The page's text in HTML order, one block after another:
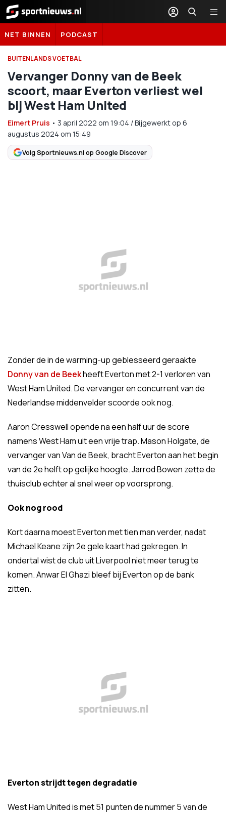
Sportnieuws.nl
NET BINNEN PODCAST
BUITENLANDS VOETBAL
Vervanger Donny van de Beek
scoort, maar Everton verliest wel
bij West Ham United
Eimert Pruis • 3 april 2022 om 19:04 /Bijgewerkt op 6
augustus 2024 om 15:49
Volg Sportnieuws.nl op Google Discover
Zonder de in de warming-up geblesseerd geraakte
Donny van de Beekheeft Everton met 2-1 verloren van
West Ham United. De vervanger en concurrent van de
Nederlandse middenvelder scoorde ook nog.
Aaron Cresswell opende na een half uur de score
namens West Ham uit een vrije trap. Mason Holgate, de
vervanger van Van de Beek, bracht Everton aan het begin
van de 2e helft op gelijke hoogte. Jarrod Bowen zette de
thuisclub echter al snel weer op voorsprong.
Ook nog rood
Kort daarna moest Everton met tien man verder, nadat
Michael Keane zijn 2e gele kaart had gekregen. In
ondertal wist de club uit Liverpool niet meer terug te
komen. Anwar El Ghazi bleef bij Everton op de bank
zitten.
Everton strijdt tegen degradatie
West Ham United is met 51 punten de nummer 5 van de